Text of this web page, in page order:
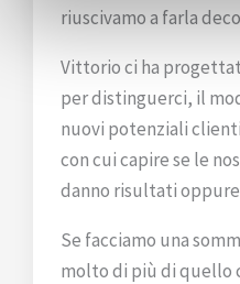
riuscivamo a farla
Vittorio ci ha
per distinguerci, il
nuovi potenziali
con cui capire se le
danno risultati
Se facciamo una
molto di più di quello